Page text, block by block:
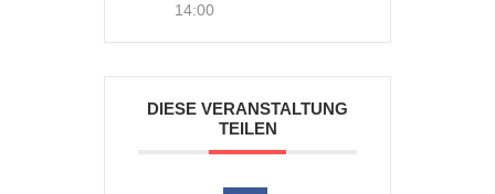
14:00
DIESE VERANSTALTUNG
TEILEN